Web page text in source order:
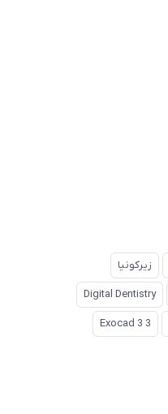
زیرکونیا
Digital Dentistry
Exocad 3 3